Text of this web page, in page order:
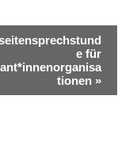
e für
tionen »